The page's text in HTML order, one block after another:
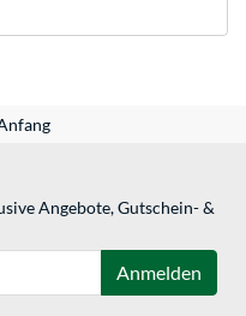
Angebote, Gutschein- &
Anmelden